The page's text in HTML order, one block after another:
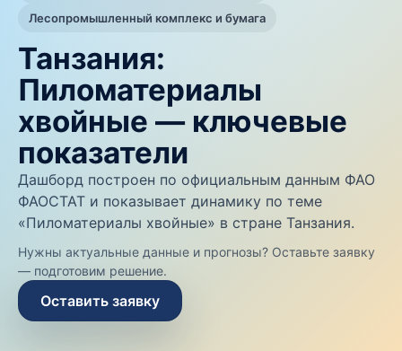
Лесопромышленный комплекс и бумага
Танзания:
Пиломатериалы
хвойные — ключевые
показатели
Дашборд построен по официальным данным ФАО
ФАОСТАТ и показывает динамику по теме
«Пиломатериалы хвойные» в стране Танзания.
Нужны актуальные данные и прогнозы? Оставьте заявку
— подготовим решение.
Оставить заявку